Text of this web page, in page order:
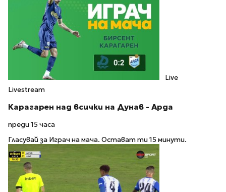
Live
Livestream
Карагарен над всички на Дунав - Арда
преди 15 часа
Гласувай за Играч на мача. Остават ти 15 минути.